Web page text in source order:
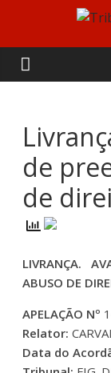
content
da
de
de
de
LIVRANÇA.
ABUSO DE
APELAÇÃO Nº
Relator:
Data do